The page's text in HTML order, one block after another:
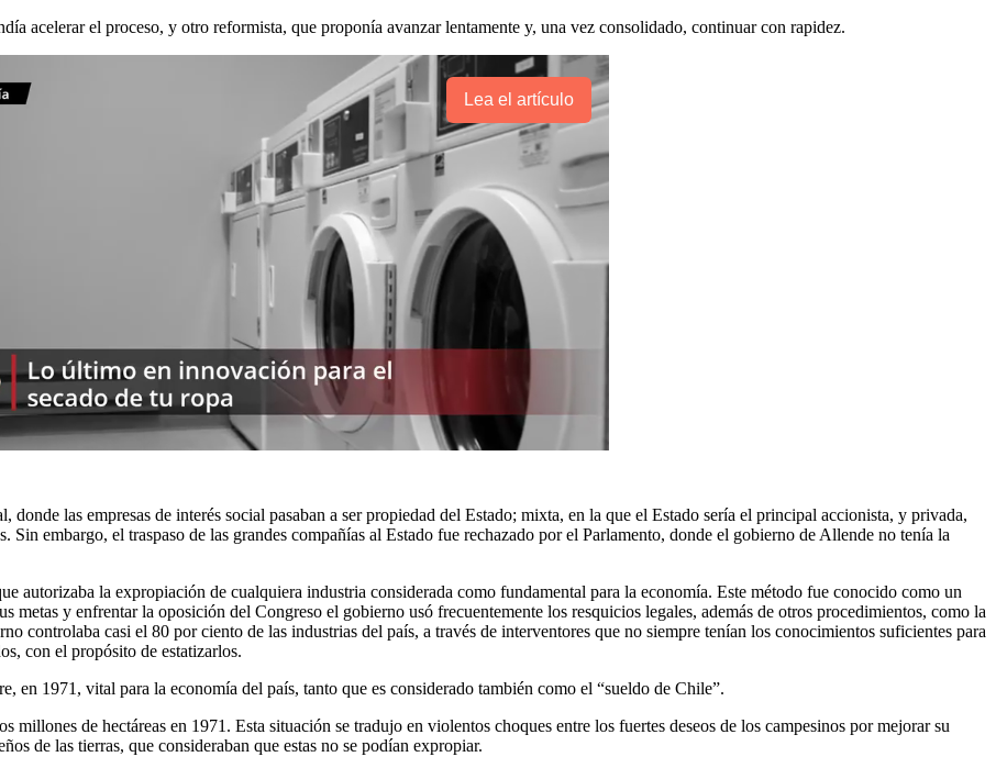
acelerar el proceso, y otro reformista, que proponía avanzar lentamente y, una vez consolidado, continuar con rapidez.
Lea el artículo
las empresas de interés social pasaban a ser propiedad del Estado; mixta, en la que el Estado sería el principal accionista, y privada,
Sin embargo, el traspaso de las grandes compañías al Estado fue rechazado por el Parlamento, donde el gobierno de Allende no tenía la
autorizaba la expropiación de cualquiera industria considerada como fundamental para la economía. Este método fue conocido como un
metas y enfrentar la oposición del Congreso el gobierno usó frecuentemente los resquicios legales, además de otros procedimientos, como la
controlaba casi el 80 por ciento de las industrias del país, a través de interventores que no siempre tenían los conocimientos suficientes para
con el propósito de estatizarlos.
1971, vital para la economía del país, tanto que es considerado también como el “sueldo de Chile”.
millones de hectáreas en 1971. Esta situación se tradujo en violentos choques entre los fuertes deseos de los campesinos por mejorar su
de las tierras, que consideraban que estas no se podían expropiar.